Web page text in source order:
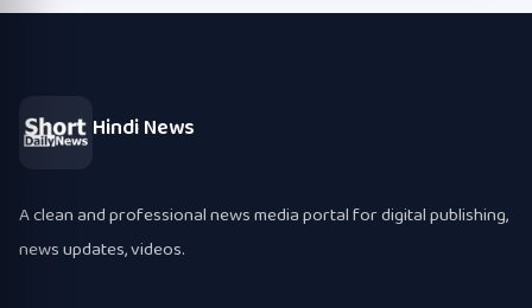
Hindi News
A clean and professional news media portal for digital publishing,
news updates, videos.